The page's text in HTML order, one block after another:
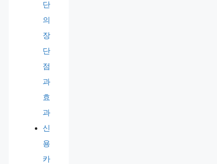
단
의
장
단
점
과
효
과
신
용
카